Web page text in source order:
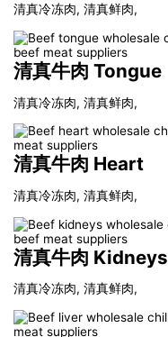
清真冷冻肉, 清真鲜肉,
清真牛肉 Tongue
清真冷冻肉, 清真鲜肉,
清真牛肉 Heart
清真冷冻肉, 清真鲜肉,
清真牛肉 Kidneys
清真冷冻肉, 清真鲜肉,